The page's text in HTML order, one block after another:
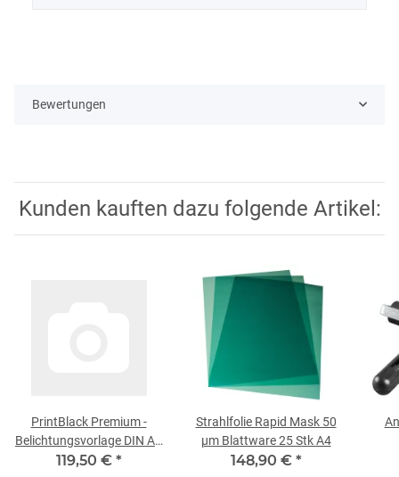
Bewertungen
Kunden kauften dazu folgende Artikel:
PrintBlack Premium -
Belichtungsvorlage DIN A4
100 Blatt
119,50 € *
Strahlfolie Rapid Mask 50
µm Blattware 25 Stk A4
148,90 € *